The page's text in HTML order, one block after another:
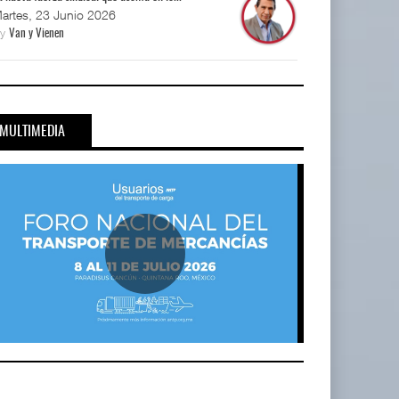
23 Junio 2026
Van y Vienen
MULTIMEDIA